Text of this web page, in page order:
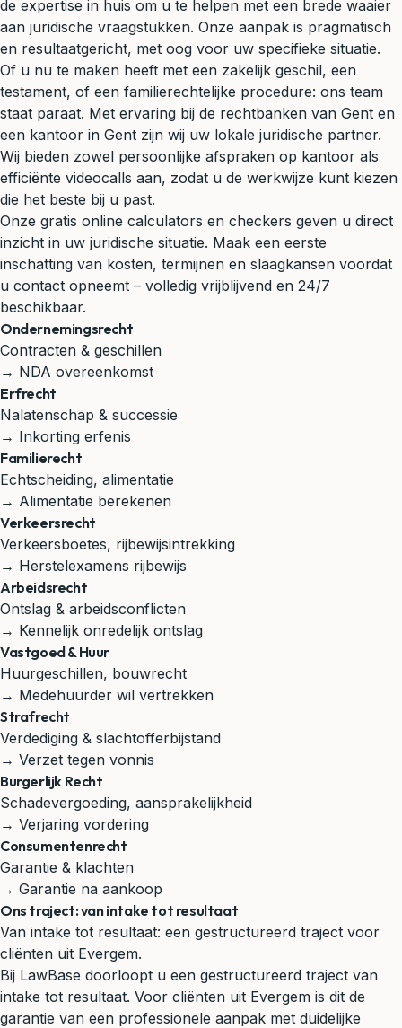
de expertise in huis om u te helpen met een brede waaier
aan juridische vraagstukken. Onze aanpak is pragmatisch
en resultaatgericht, met oog voor uw specifieke situatie.
Of u nu te maken heeft met een zakelijk geschil, een
testament, of een familierechtelijke procedure: ons team
staat paraat. Met ervaring bij de rechtbanken van Gent en
een kantoor in Gent zijn wij uw lokale juridische partner.
Wij bieden zowel persoonlijke afspraken op kantoor als
efficiënte videocalls aan, zodat u de werkwijze kunt kiezen
die het beste bij u past.
Onze gratis online calculators en checkers geven u direct
inzicht in uw juridische situatie. Maak een eerste
inschatting van kosten, termijnen en slaagkansen voordat
u contact opneemt – volledig vrijblijvend en 24/7
beschikbaar.
Ondernemingsrecht
Contracten & geschillen
→ NDA overeenkomst
Erfrecht
Nalatenschap & successie
→ Inkorting erfenis
Familierecht
Echtscheiding, alimentatie
→ Alimentatie berekenen
Verkeersrecht
Verkeersboetes, rijbewijsintrekking
→ Herstelexamens rijbewijs
Arbeidsrecht
Ontslag & arbeidsconflicten
→ Kennelijk onredelijk ontslag
Vastgoed & Huur
Huurgeschillen, bouwrecht
→ Medehuurder wil vertrekken
Strafrecht
Verdediging & slachtofferbijstand
→ Verzet tegen vonnis
Burgerlijk Recht
Schadevergoeding, aansprakelijkheid
→ Verjaring vordering
Consumentenrecht
Garantie & klachten
→ Garantie na aankoop
Ons traject: van intake tot resultaat
Van intake tot resultaat: een gestructureerd traject voor
cliënten uit Evergem.
Bij LawBase doorloopt u een gestructureerd traject van
intake tot resultaat. Voor cliënten uit Evergem is dit de
garantie van een professionele aanpak met duidelijke